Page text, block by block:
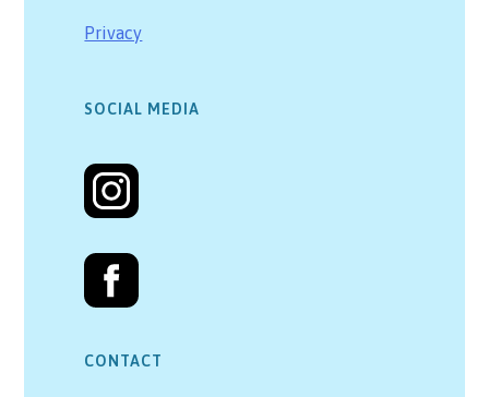
Privacy
SOCIAL MEDIA
CONTACT